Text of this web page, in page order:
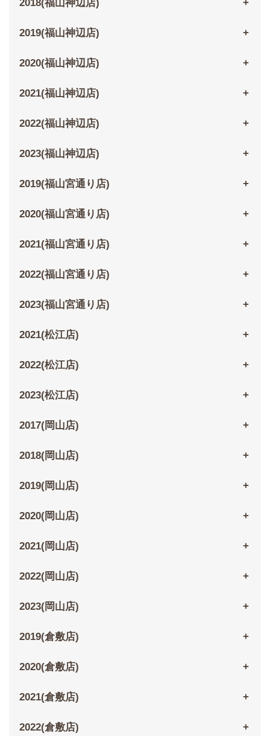
2018(福山神辺店)
2019(福山神辺店)
2020(福山神辺店)
2021(福山神辺店)
2022(福山神辺店)
2023(福山神辺店)
2019(福山宮通り店)
2020(福山宮通り店)
2021(福山宮通り店)
2022(福山宮通り店)
2023(福山宮通り店)
2021(松江店)
2022(松江店)
2023(松江店)
2017(岡山店)
2018(岡山店)
2019(岡山店)
2020(岡山店)
2021(岡山店)
2022(岡山店)
2023(岡山店)
2019(倉敷店)
2020(倉敷店)
2021(倉敷店)
2022(倉敷店)